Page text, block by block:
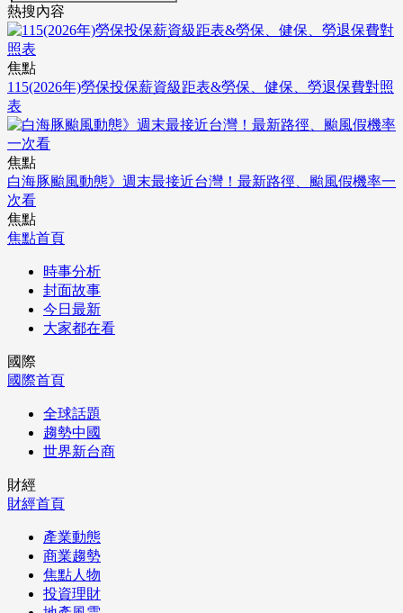
熱搜內容
焦點
115(2026年)勞保投保薪資級距表&勞保、健保、勞退保費對照
表
焦點
白海豚颱風動態》週末最接近台灣！最新路徑、颱風假機率一
次看
焦點
焦點首頁
時事分析
封面故事
今日最新
大家都在看
國際
國際首頁
全球話題
趨勢中國
世界新台商
財經
財經首頁
產業動態
商業趨勢
焦點人物
投資理財